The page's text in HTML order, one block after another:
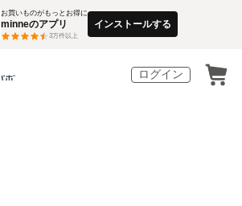
お買いものがもっとお得に
minneのアプリ
3万件以上
インストールする
ログイン